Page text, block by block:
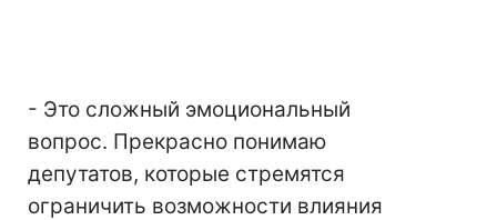
- Это сложный эмоциональный
вопрос. Прекрасно понимаю
депутатов, которые стремятся
ограничить возможности влияния